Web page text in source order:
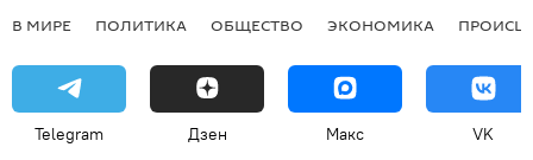
В МИРЕ ПОЛИТИКА ОБЩЕСТВО ЭКОНОМИКА
Telegram Дзен Макс VK